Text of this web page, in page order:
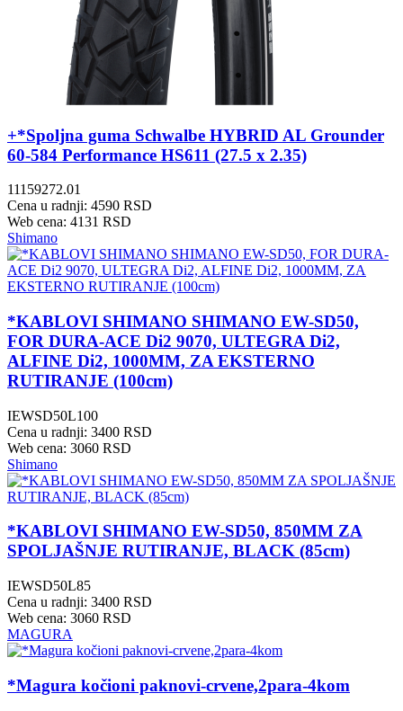
+*Spoljna guma Schwalbe HYBRID AL Grounder
60-584 Performance HS611 (27.5 x 2.35)
11159272.01
Cena u radnji: 4590 RSD
Web cena: 4131 RSD
Shimano
*KABLOVI SHIMANO SHIMANO EW-SD50,
FOR DURA-ACE Di2 9070, ULTEGRA Di2,
ALFINE Di2, 1000MM, ZA EKSTERNO
RUTIRANJE (100cm)
IEWSD50L100
Cena u radnji: 3400 RSD
Web cena: 3060 RSD
Shimano
*KABLOVI SHIMANO EW-SD50, 850MM ZA
SPOLJAŠNJE RUTIRANJE, BLACK (85cm)
IEWSD50L85
Cena u radnji: 3400 RSD
Web cena: 3060 RSD
MAGURA
*Magura kočioni paknovi-crvene,2para-4kom